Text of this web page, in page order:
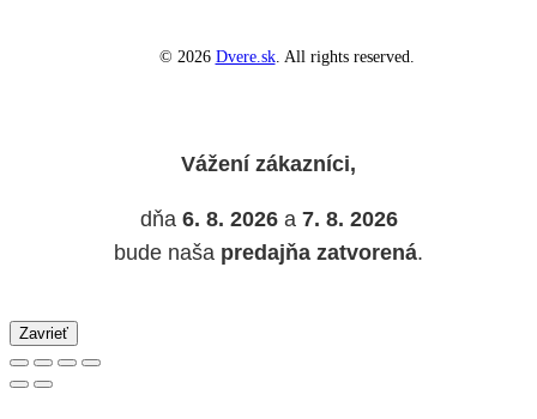
© 2026 Dvere.sk. All rights reserved.
Vážení zákazníci,
dňa 6. 8. 2026a 7. 8. 2026
bude naša predajňa zatvorená.
Zavrieť